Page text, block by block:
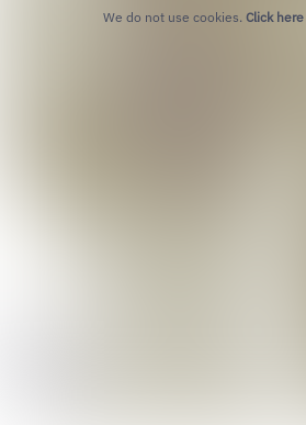
We do not use cookies. Click here